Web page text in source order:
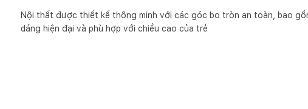
Nội thất được thiết kế thông minh với các góc bo tròn an toàn, bao
dáng hiện đại và phù hợp với chiều cao của trẻ